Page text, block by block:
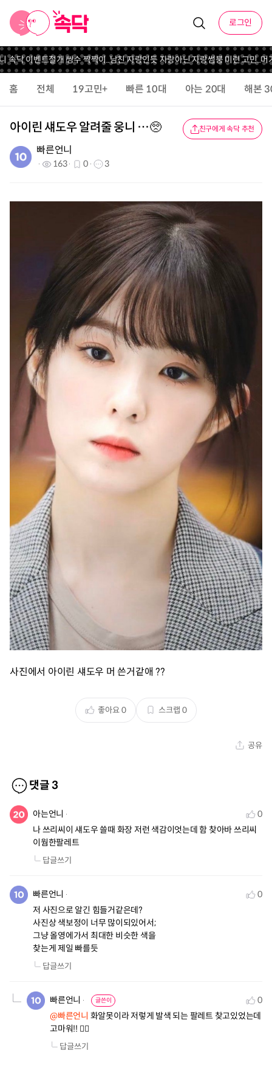
로그인
속닥 이벤트절개 쌍수 짝짝이..남친 자랑인듯 자랑아닌 자랑썸붕 미련 고민..머
홈 전체 19고민+ 빠른 10대 아는 20대 해본
아이린 섀도우 알려줄 웅니 …🥺 친구에게 속닥 추천
빠른언니
163 0 3
사진에서 아이린 섀도우 머 쓴거같애 ??
좋아요0 스크랩 0
공유
댓글3
아는언니
0
나 쓰리씨이 섀도우 쓸때 화장 저런 색감이엇는데 함 찾아바 쓰리씨
이웜한팔레트
답글쓰기
빠른언니
0
저 사진으로 알긴 힘들거같은데?
사진상 색보정이 너무 많이되있어서;
그냥 올영에가서 최대한 비슷한 색을
찾는게 제일 빠를듯
답글쓰기
빠른언니 글쓴이
0
@빠른언니 화알못이라 저렇게 발색 되는 팔레트 찾고있었는데
고마워!! 🙂‍↕️
답글쓰기